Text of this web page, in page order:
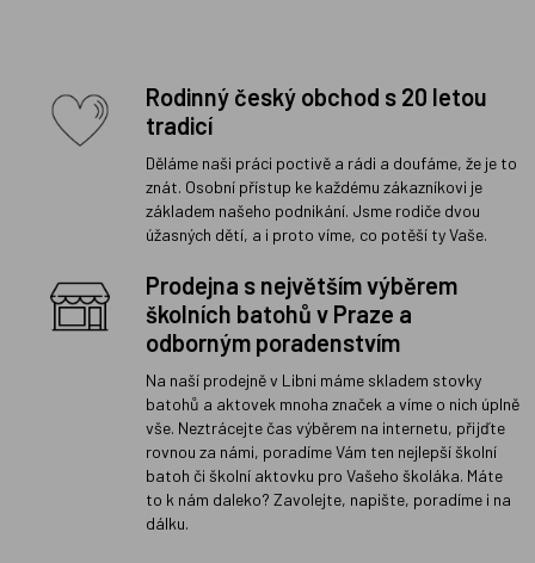
Rodinný český obchod s 20 letou
tradicí
Děláme naši práci poctivě a rádi a doufáme, že je to
znát. Osobní přístup ke každému zákazníkovi je
základem našeho podnikání. Jsme rodiče dvou
úžasných dětí, a i proto víme, co potěší ty Vaše.
Prodejna s největším výběrem
školních batohů v Praze a
odborným poradenstvím
Na naší prodejně v Libni máme skladem stovky
batohů a aktovek mnoha značek a víme o nich úplně
vše. Neztrácejte čas výběrem na internetu, přijďte
rovnou za námi, poradíme Vám ten nejlepší školní
batoh či školní aktovku pro Vašeho školáka. Máte
to k nám daleko? Zavolejte, napište, poradíme i na
dálku.